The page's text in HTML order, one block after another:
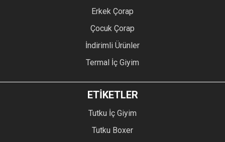
Erkek Çorap
Çocuk Çorap
İndirimli Ürünler
Termal İç Giyim
ETİKETLER
Tutku İç Giyim
Tutku Boxer